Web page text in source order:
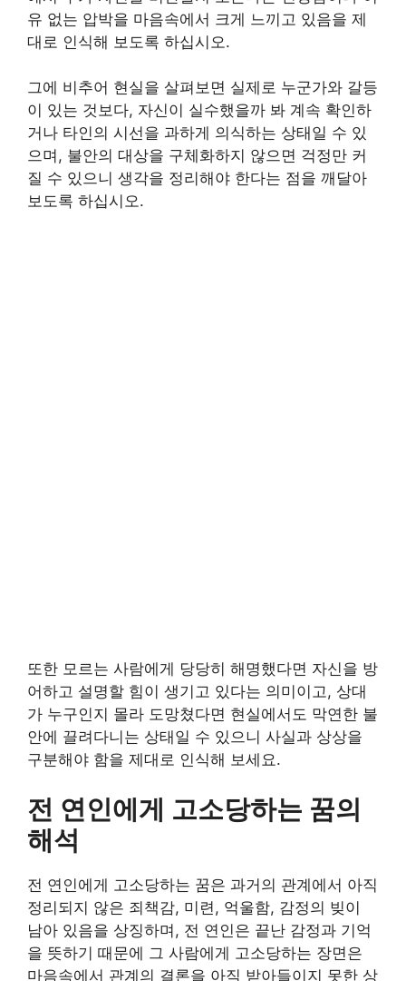
유 없는 압박을 마음속에서 크게 느끼고 있음을 제
대로 인식해 보도록 하십시오.
그에 비추어 현실을 살펴보면 실제로 누군가와 갈등
이 있는 것보다, 자신이 실수했을까 봐 계속 확인하
거나 타인의 시선을 과하게 의식하는 상태일 수 있
으며, 불안의 대상을 구체화하지 않으면 걱정만 커
질 수 있으니 생각을 정리해야 한다는 점을 깨달아
보도록 하십시오.
또한 모르는 사람에게 당당히 해명했다면 자신을 방
어하고 설명할 힘이 생기고 있다는 의미이고, 상대
가 누구인지 몰라 도망쳤다면 현실에서도 막연한 불
안에 끌려다니는 상태일 수 있으니 사실과 상상을
구분해야 함을 제대로 인식해 보세요.
전 연인에게 고소당하는 꿈의
해석
전 연인에게 고소당하는 꿈은 과거의 관계에서 아직
정리되지 않은 죄책감, 미련, 억울함, 감정의 빚이
남아 있음을 상징하며, 전 연인은 끝난 감정과 기억
을 뜻하기 때문에 그 사람에게 고소당하는 장면은
마음속에서 관계의 결론을 아직 받아들이지 못한 상